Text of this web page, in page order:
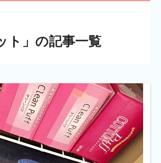
ト」の記事一覧